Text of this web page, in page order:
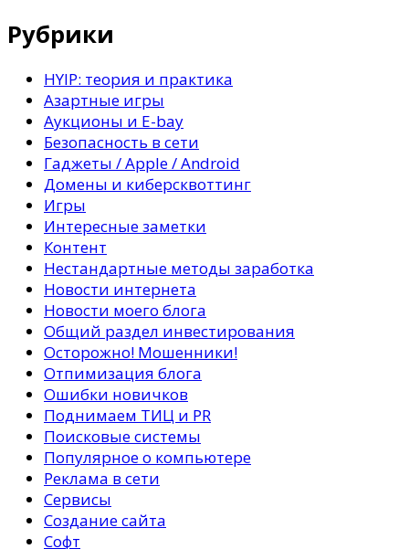
Рубрики
HYIP: теория и практика
Азартные игры
Аукционы и E-bay
Безопасность в сети
Гаджеты / Apple / Android
Домены и киберсквоттинг
Игры
Интересные заметки
Контент
Нестандартные методы заработка
Новости интернета
Новости моего блога
Общий раздел инвестирования
Осторожно! Мошенники!
Отпимизация блога
Ошибки новичков
Поднимаем ТИЦ и PR
Поисковые системы
Популярное о компьютере
Реклама в сети
Сервисы
Создание сайта
Софт